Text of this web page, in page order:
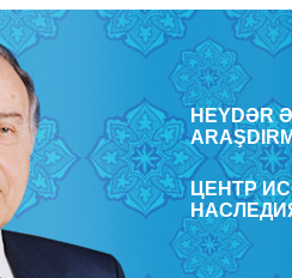
HEYDƏR
ЦЕНТР